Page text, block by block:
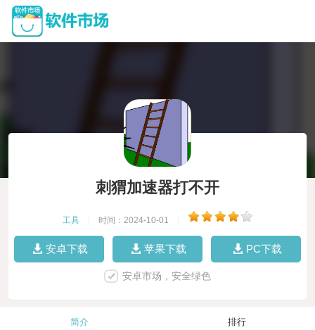
刺猬加速器打不开
工具 时间：2024-10-01
安卓下载 苹果下载 PC下载
安卓市场，安全绿色
简介 排行